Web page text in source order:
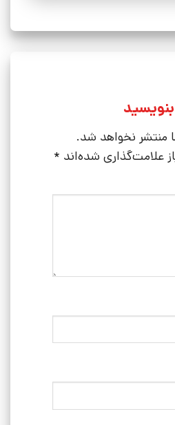
منتشر نخواهد شد.
علامت‌گذاری شده‌اند *